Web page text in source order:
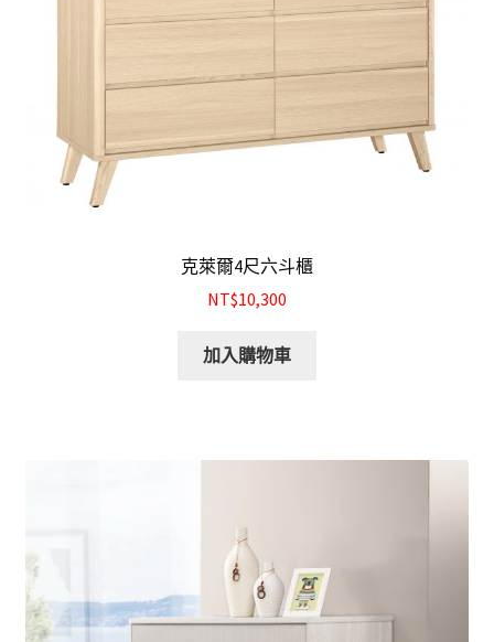
克萊爾4尺六斗櫃
NT$10,300
加入購物車